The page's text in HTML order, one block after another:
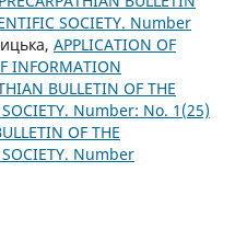
SOCIETY. Number
APPLICATION OF
INFORMATION
BULLETIN OF THE
SOCIETY. Number: No. 1(25)
OF THE
SOCIETY. Number